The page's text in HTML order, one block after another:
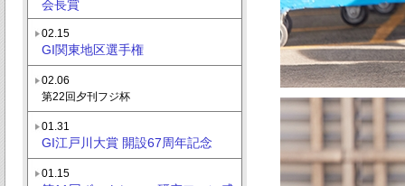
会長賞
02.15
GI関東地区選手権
02.06
第22回夕刊フジ杯
01.31
GI江戸川大賞 開設67周年記念
01.15